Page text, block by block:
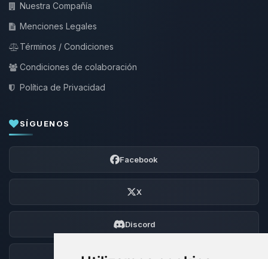
Nuestra Compañía
Menciones Legales
Términos / Condiciones
Condiciones de colaboración
Política de Privacidad
SÍGUENOS
Facebook
X
Discord
Foro